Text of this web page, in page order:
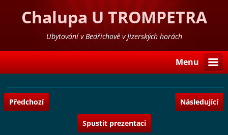
Chalupa U TROMPETRA
Ubytování v Bedřichově v Jizerských horách
Menu
Předchozí Následující
Spustit prezentaci